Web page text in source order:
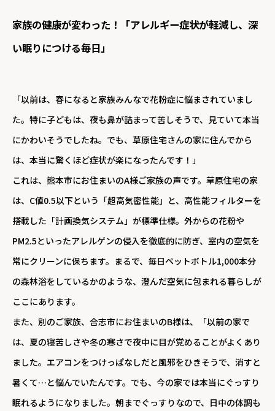
家族の健康が変わった！「アレルギー症状が軽減し、深
い眠りにつける毎日」
「以前は、春になると家族みんなで花粉症に悩まされていまし
た。特に子どもは、夜も鼻が詰まって苦しそうで、見ていて本当
にかわいそうでしたね。でも、草原住宅さんの家に住んでから
は、本当に驚くほど症状が楽になったんです！」
これは、熊本市にお住まいのA様ご家族の声です。草原住宅の家
は、C値0.5以下という「超高気密性能」と、高性能フィルターを
搭載した「計画換気システム」が標準仕様。外からの花粉や
PM2.5といったアレルゲンの侵入を徹底的に防ぎ、室内の空気を
常にクリーンに保ちます。まるで、毎日ペットボトル1,000本分
の森林浴をしているかのような、澄んだ空気に包まれる暮らしが
ここにあります。
また、別のご家族、合志市にお住まいのB様は、「以前の家で
は、夏の寝苦しさや冬の寒さで夜中に目が覚めることがよくあり
ました。エアコンをつけっぱなしだと風邪をひきそうで、消すと
暑くて…と悩んでいたんです。でも、今の家では本当にぐっすり
眠れるようになりました。朝までぐっすりなので、日中の体調も